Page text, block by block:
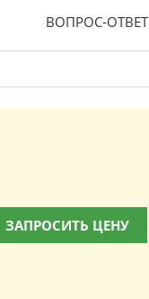
ВОПРОС-ОТВЕТ
ЗАПРОСИТЬ ЦЕНУ